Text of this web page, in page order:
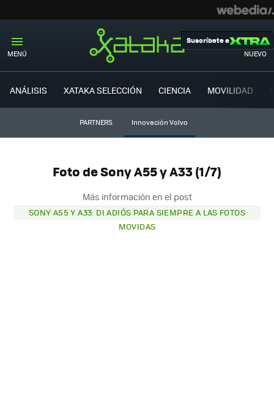
MENÚ NUEVO
Suscríbete a
ANÁLISIS XATAKA SELECCIÓN CIENCIA MOVILIDAD
PARTNERS Innovación Volvo
Foto de Sony A55 y A33 (1/7)
Más información en el post
SONY A55 Y A33: DI ADIÓS PARA SIEMPRE A LAS FOTOS
MOVIDAS